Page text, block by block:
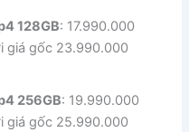
128GB: 17.990.000
giá gốc 23.990.000
256GB: 19.990.000
giá gốc 25.990.000